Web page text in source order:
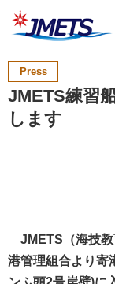
Press
JMETS練習
します
～岸壁上の
JMETS（海技教
港管理組合より寄